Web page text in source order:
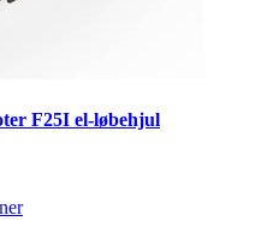
F25I el-løbehjul